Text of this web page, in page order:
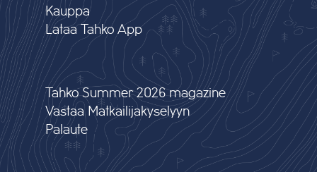
Kauppa
Lataa Tahko App
Tahko Summer 2026 magazine
Vastaa Matkailijakyselyyn
Palaute